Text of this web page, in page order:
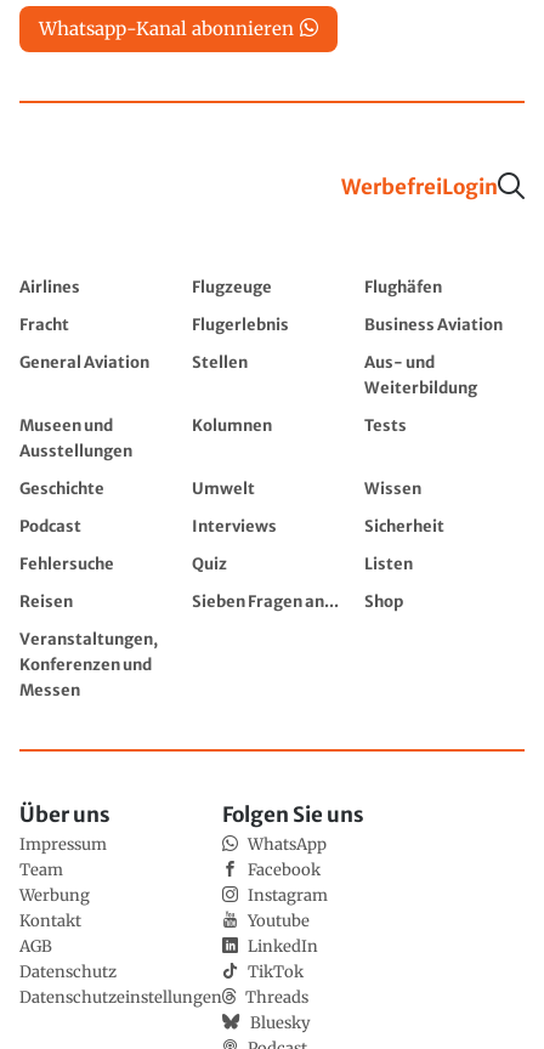
Whatsapp-Kanal abonnieren
WerbefreiLogin
Airlines Flugzeuge
Flughäfen
Fracht
Flugerlebnis
Business Aviation
General Aviation
Stellen
Aus- und
Weiterbildung
Museen und
Ausstellungen
Kolumnen Tests
Geschichte Umwelt
Wissen
Podcast
Interviews
Sicherheit
Fehlersuche
Quiz
Listen
Reisen
Sieben Fragen an...
Shop
Veranstaltungen,
Konferenzen und
Messen
Über uns
Impressum
Team
Werbung
Kontakt
AGB
Datenschutz
Datenschutzeinstellungen
Folgen Sie uns
WhatsApp
Facebook
Instagram
Youtube
LinkedIn
TikTok
Threads
Bluesky